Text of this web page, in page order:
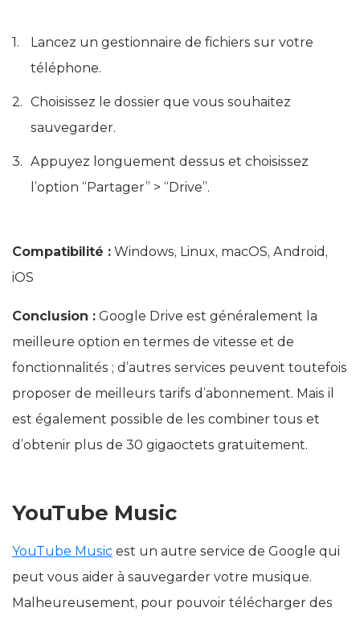
Lancez un gestionnaire de fichiers sur votre
téléphone.
Choisissez le dossier que vous souhaitez
sauvegarder.
Appuyez longuement dessus et choisissez
l’option “Partager” > “Drive”.
Compatibilité : Windows, Linux, macOS, Android,
iOS
Conclusion : Google Drive est généralement la
meilleure option en termes de vitesse et de
fonctionnalités ; d’autres services peuvent toutefois
proposer de meilleurs tarifs d’abonnement. Mais il
est également possible de les combiner tous et
d’obtenir plus de 30 gigaoctets gratuitement.
YouTube Music
YouTube Music est un autre service de Google qui
peut vous aider à sauvegarder votre musique.
Malheureusement, pour pouvoir télécharger des